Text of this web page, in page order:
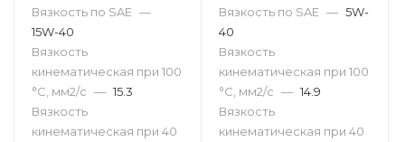
Вязкость по SAE —
15W-40
Вязкость
кинематическая при 100
°С, мм2/с — 15.3
Вязкость
кинематическая при 40
Вязкость по SAE — 5W-
40
Вязкость
кинематическая при 100
°С, мм2/с — 14.9
Вязкость
кинематическая при 40